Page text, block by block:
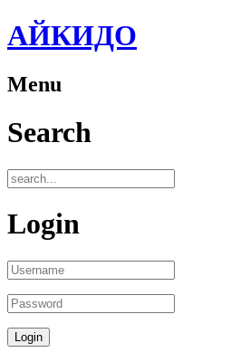
АЙКИДО
Menu
Search
Login